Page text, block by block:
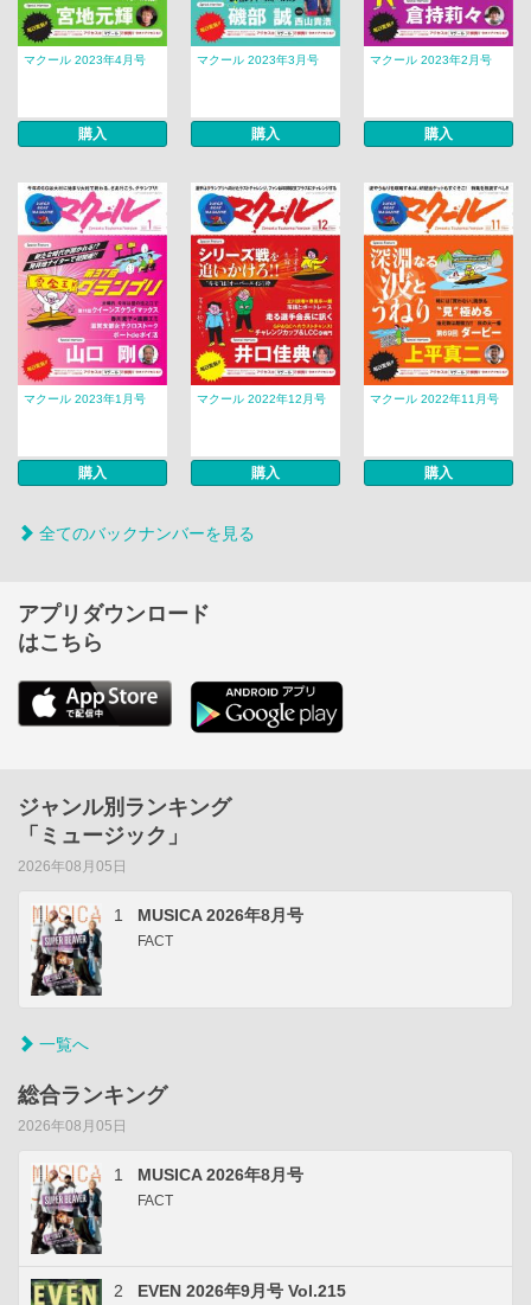
マクール 2023年4月号
購入
マクール 2023年3月号
購入
マクール 2023年2月号
購入
マクール 2023年1月号
購入
マクール 2022年12月号
購入
マクール 2022年11月号
購入
全てのバックナンバーを見る
アプリダウンロード
はこちら
ジャンル別ランキング
「ミュージック」
2026年08月05日
1 MUSICA 2026年8月号
FACT
一覧へ
総合ランキング
2026年08月05日
1 MUSICA 2026年8月号
FACT
2 EVEN 2026年9月号 Vol.215